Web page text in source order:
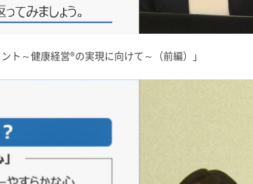
ト～健康経営®の実現に向けて～（前編）」